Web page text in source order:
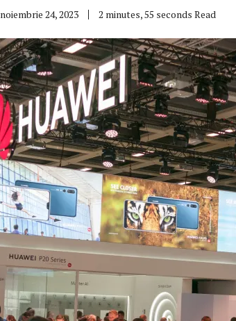
noiembrie 24, 2023 2 minutes, 55 seconds Read